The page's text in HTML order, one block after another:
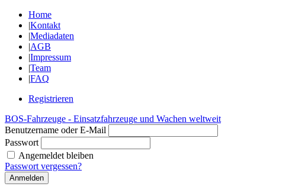
Home
|Kontakt
|Mediadaten
|AGB
|Impressum
|Team
|FAQ
Registrieren
BOS-Fahrzeuge - Einsatzfahrzeuge und Wachen weltweit
Benutzername oder E-Mail
Passwort
Angemeldet bleiben
Passwort vergessen?